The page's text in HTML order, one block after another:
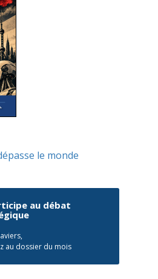
le monde
au débat
au dossier du mois